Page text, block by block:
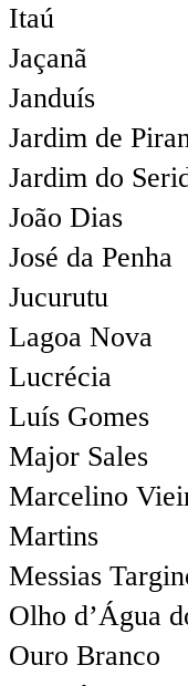
Itaú
Jaçanã
Janduís
Jardim de
Jardim do
João Dias
José da Penha
Jucurutu
Lagoa Nova
Lucrécia
Luís Gomes
Major Sales
Marcelino
Martins
Messias
Olho d’Água
Ouro Branco